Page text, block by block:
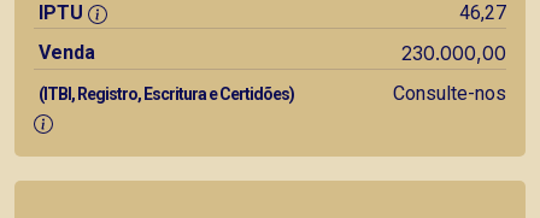
IPTU
46,27
Venda
230.000,00
(ITBI, Registro, Escritura e Certidões) Consulte-nos